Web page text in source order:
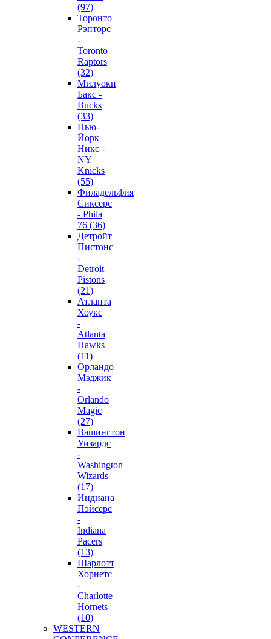
(97)
Торонто
Рэпторс
-
Toronto
Raptors
(32)
Милуоки
Бакс -
Bucks
(33)
Нью-
Йорк
Никс -
NY
Knicks
(55)
Филадельфия
Сиксерс
- Phila
76 (36)
Детройт
Пистонс
-
Detroit
Pistons
(21)
Атланта
Хоукс
-
Atlanta
Hawks
(11)
Орландо
Мэджик
-
Orlando
Magic
(27)
Вашингтон
Уизардс
-
Washington
Wizards
(17)
Индиана
Пэйсерс
-
Indiana
Pacers
(13)
Шарлотт
Хорнетс
-
Charlotte
Hornets
(10)
WESTERN